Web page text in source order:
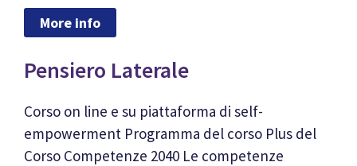
More info
Pensiero Laterale
Corso on line e su piattaforma di self-
empowerment Programma del corso Plus del
Corso Competenze 2040 Le competenze